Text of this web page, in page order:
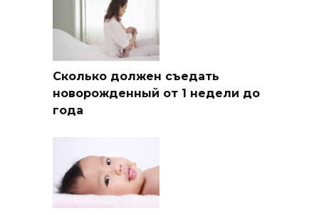
Сколько должен съедать
новорожденный от 1 недели до
года